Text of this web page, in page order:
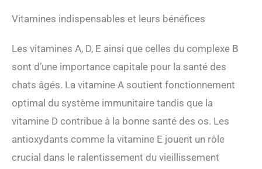
Vitamines indispensables et leurs bénéfices
Les vitamines A, D, E ainsi que celles du complexe B
sont d’une importance capitale pour la santé des
chats âgés. La vitamine A soutient fonctionnement
optimal du système immunitaire tandis que la
vitamine D contribue à la bonne santé des os. Les
antioxydants comme la vitamine E jouent un rôle
crucial dans le ralentissement du vieillissement